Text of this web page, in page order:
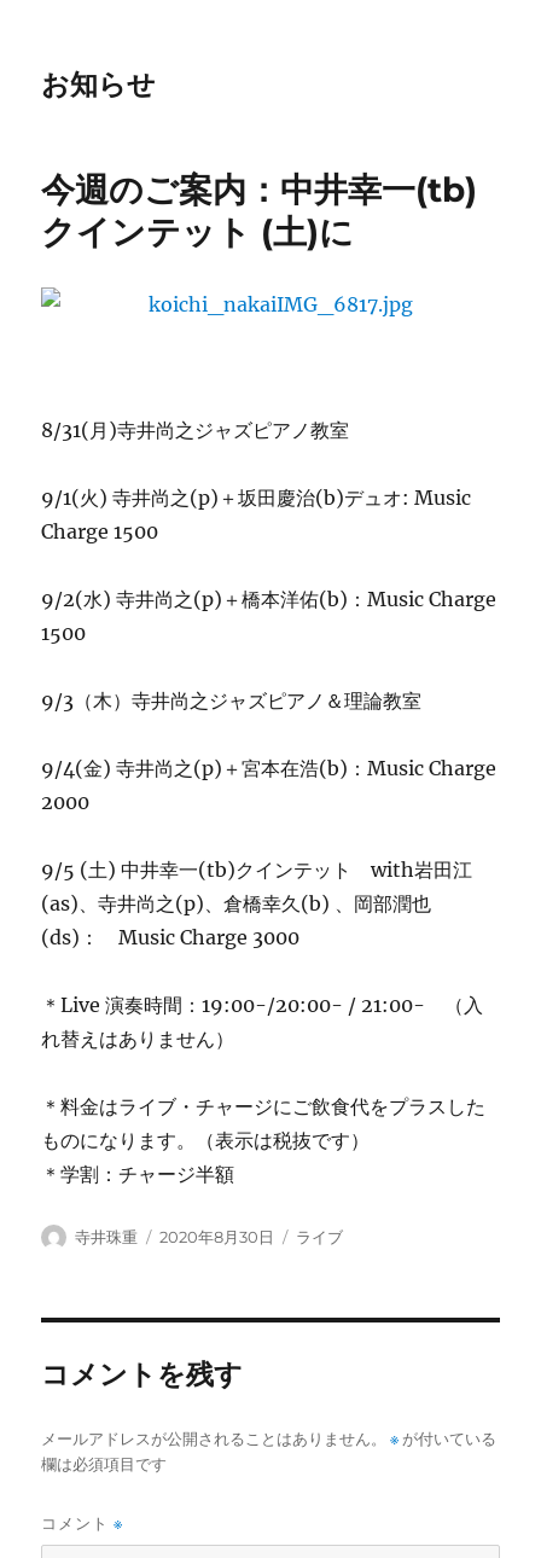
お知らせ
今週のご案内：中井幸一(tb)
クインテット (土)に
8/31(月)寺井尚之ジャズピアノ教室
9/1(火) 寺井尚之(p)＋坂田慶治(b)デュオ: Music
Charge 1500
9/2(水) 寺井尚之(p)＋橋本洋佑(b)：Music Charge
1500
9/3（木）寺井尚之ジャズピアノ＆理論教室
9/4(金) 寺井尚之(p)＋宮本在浩(b)：Music Charge
2000
9/5 (土) 中井幸一(tb)クインテット with岩田江
(as)、寺井尚之(p)、倉橋幸久(b) 、岡部潤也
(ds)： Music Charge 3000
＊Live 演奏時間：19:00-/20:00- / 21:00- （入
れ替えはありません）
＊料金はライブ・チャージにご飲食代をプラスした
ものになります。（表示は税抜です）
＊学割：チャージ半額
投
寺井珠重
投
2020年8月30日
カ
ライブ
コメントを残す
メールアドレスが公開されることはありません。 ※ が付いている
欄は必須項目です
コメント※